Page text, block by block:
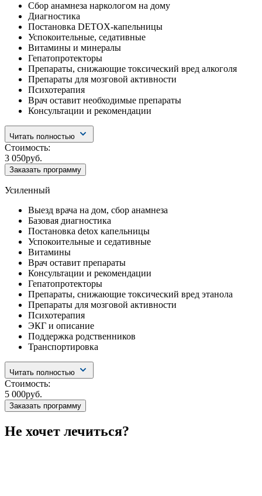
Сбор анамнеза наркологом на дому
Диагностика
Постановка DETOX-капельницы
Успокоительные, седативные
Витамины и минералы
Гепатопротекторы
Препараты, снижающие токсический вред алкоголя
Препараты для мозговой активности
Психотерапия
Врач оставит необходимые препараты
Консультации и рекомендации
Читать полностью
Стоимость:
3 050руб.
Заказать программу
Усиленный
Выезд врача на дом, сбор анамнеза
Базовая диагностика
Постановка detox капельницы
Успокоительные и седативные
Витамины
Врач оставит препараты
Консультации и рекомендации
Гепатопротекторы
Препараты, снижающие токсический вред этанола
Препараты для мозговой активности
Психотерапия
ЭКГ и описание
Поддержка родственников
Транспортировка
Читать полностью
Стоимость:
5 000руб.
Заказать программу
Не хочет лечиться?